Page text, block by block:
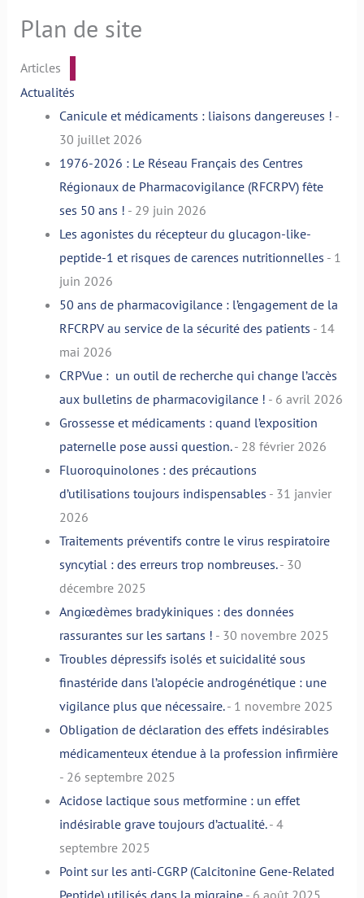
Plan de site
Articles
Actualités
Canicule et médicaments : liaisons dangereuses ! -
30 juillet 2026
1976-2026 : Le Réseau Français des Centres
Régionaux de Pharmacovigilance (RFCRPV) fête
ses 50 ans ! - 29 juin 2026
Les agonistes du récepteur du glucagon-like-
peptide-1 et risques de carences nutritionnelles - 1
juin 2026
50 ans de pharmacovigilance : l’engagement de la
RFCRPV au service de la sécurité des patients - 14
mai 2026
CRPVue : un outil de recherche qui change l’accès
aux bulletins de pharmacovigilance ! - 6 avril 2026
Grossesse et médicaments : quand l’exposition
paternelle pose aussi question.- 28 février 2026
Fluoroquinolones : des précautions
d’utilisations toujours indispensables - 31 janvier
2026
Traitements préventifs contre le virus respiratoire
syncytial : des erreurs trop nombreuses.- 30
décembre 2025
Angiœdèmes bradykiniques : des données
rassurantes sur les sartans ! - 30 novembre 2025
Troubles dépressifs isolés et suicidalité sous
finastéride dans l’alopécie androgénétique : une
vigilance plus que nécessaire.- 1 novembre 2025
Obligation de déclaration des effets indésirables
médicamenteux étendue à la profession infirmière
- 26 septembre 2025
Acidose lactique sous metformine : un effet
indésirable grave toujours d’actualité.- 4
septembre 2025
Point sur les anti-CGRP (Calcitonine Gene-Related